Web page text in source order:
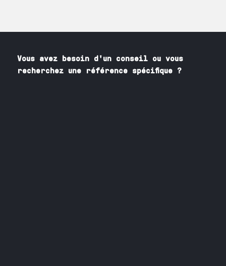
Vous avez besoin d'un conseil ou vous
recherchez une référence spécifique ?